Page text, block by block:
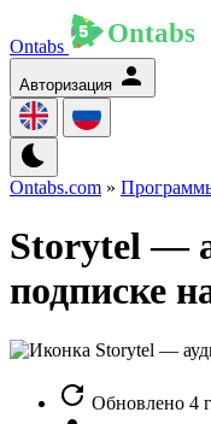
Ontabs
Авторизация
Ontabs.com »
Storytel —
подписке
Обновлено 4